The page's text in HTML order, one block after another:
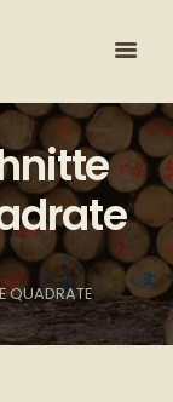
QUADRATE